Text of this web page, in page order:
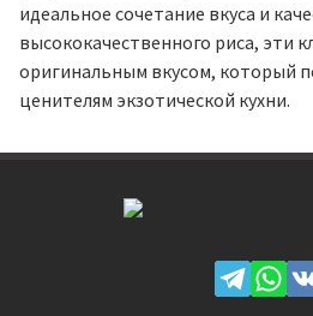
идеальное сочетание вкуса и
высококачественного риса, эти
оригинальным вкусом, который
ценителям экзотической кухни.